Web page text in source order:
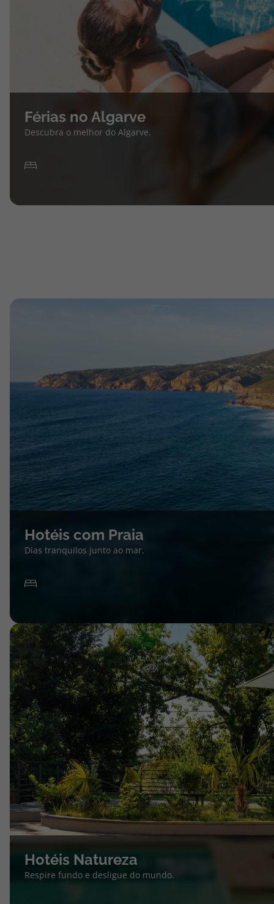
Férias no Algarve
Descubra o melhor do Algarve.
Hotéis com Praia
Dias tranquilos junto ao mar.
Hotéis Natureza
Respire fundo e desligue do mundo.